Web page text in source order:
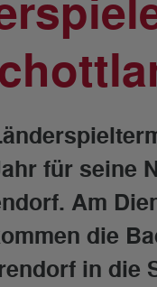
für seine
Am
die
in die